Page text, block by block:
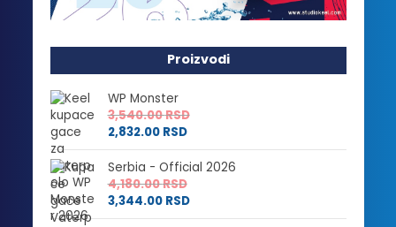
Proizvodi
WP Monster
3,540.00RSD
2,832.00 RSD
Serbia - Official 2026
4,180.00RSD
3,344.00 RSD